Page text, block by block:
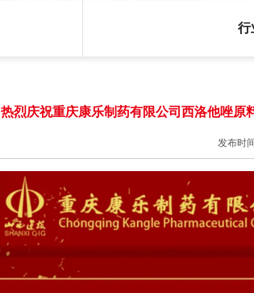
行
热烈庆祝重庆康乐制药有限公司西洛他唑原
发布时